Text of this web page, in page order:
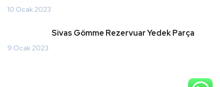
10 Ocak 2023
Sivas Gömme Rezervuar Yedek Parça
9 Ocak 2023